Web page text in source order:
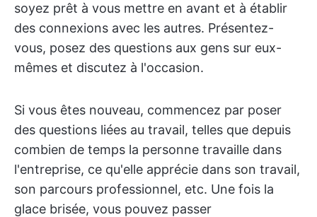
soyez prêt à vous mettre en avant et à établir
des connexions avec les autres. Présentez-
vous, posez des questions aux gens sur eux-
mêmes et discutez à l'occasion.
Si vous êtes nouveau, commencez par poser
des questions liées au travail, telles que depuis
combien de temps la personne travaille dans
l'entreprise, ce qu'elle apprécie dans son travail,
son parcours professionnel, etc. Une fois la
glace brisée, vous pouvez passer